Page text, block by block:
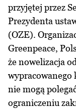
przyjętej przez
Prezydenta
(OZE).
Greenpeace,
że nowelizacja
wypracowanego
nie mogą
ograniczeniu